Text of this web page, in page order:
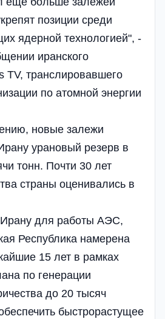
позиции среди
ядерной технологией", -
иранского
TV, транслировавшего
по атомной энергии
новые залежи
урановый резерв в
тонн. Почти 30 лет
страны оценивались в
для работы АЭС,
Республика намерена
15 лет в рамках
по генерации
до 20 тысяч
быстрорастущее